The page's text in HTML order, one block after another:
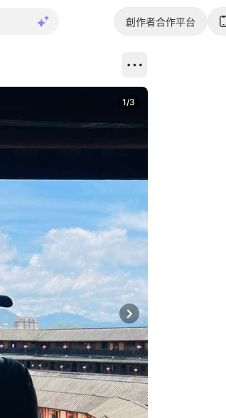
創作者合作平台
Next slide
1/3